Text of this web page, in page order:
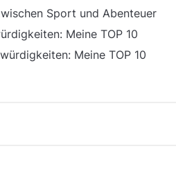
Sport und Abenteuer
Meine TOP 10
Meine TOP 10